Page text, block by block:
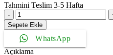
Tahmini Teslim 3-5 Hafta
Hanzade
Tv
Ünitesi
adet
Sepete Ekle
WhatsApp
Açıklama